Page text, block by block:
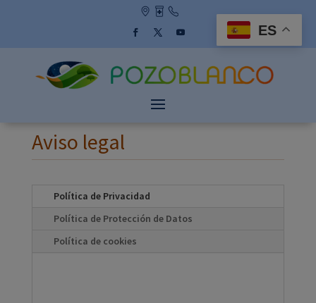
Aviso legal
Política de Privacidad
Política de Protección de Datos
Política de cookies
ES